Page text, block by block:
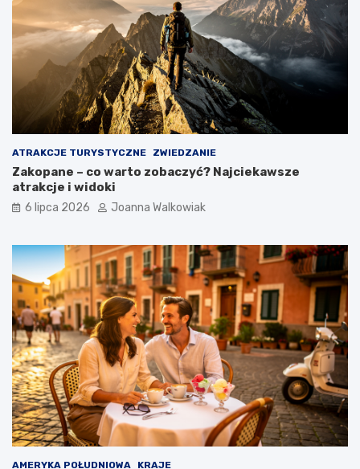
ATRAKCJE TURYSTYCZNE ZWIEDZANIE
Zakopane – co warto zobaczyć? Najciekawsze
atrakcje i widoki
6 lipca 2026 Joanna Walkowiak
AMERYKA POŁUDNIOWA KRAJE